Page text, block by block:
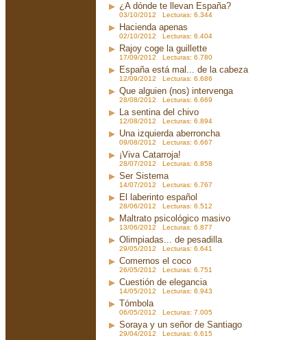
¿A dónde te llevan España?
03/10/2012 Lecturas: 6.344
Hacienda apenas
02/10/2012 Lecturas: 6.404
Rajoy coge la guillette
17/09/2012 Lecturas: 6.780
España está mal... de la cabeza
12/09/2012 Lecturas: 6.686
Que alguien (nos) intervenga
28/08/2012 Lecturas: 6.669
La sentina del chivo
12/08/2012 Lecturas: 6.894
Una izquierda aberroncha
09/08/2012 Lecturas: 6.667
¡Viva Catarroja!
28/07/2012 Lecturas: 6.858
Ser Sistema
14/07/2012 Lecturas: 6.767
El laberinto español
28/06/2012 Lecturas: 6.512
Maltrato psicológico masivo
13/06/2012 Lecturas: 6.877
Olimpiadas... de pesadilla
29/05/2012 Lecturas: 6.641
Comernos el coco
26/05/2012 Lecturas: 6.751
Cuestión de elegancia
14/05/2012 Lecturas: 6.943
Tómbola
06/05/2012 Lecturas: 7.005
Soraya y un señor de Santiago
29/04/2012 Lecturas: 6.615